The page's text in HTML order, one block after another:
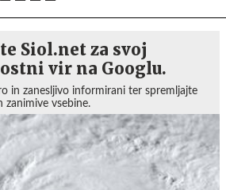
Siol.net za svoj
vir na Googlu.
in zanesljivo informirani ter spremljajte
zanimive vsebine.